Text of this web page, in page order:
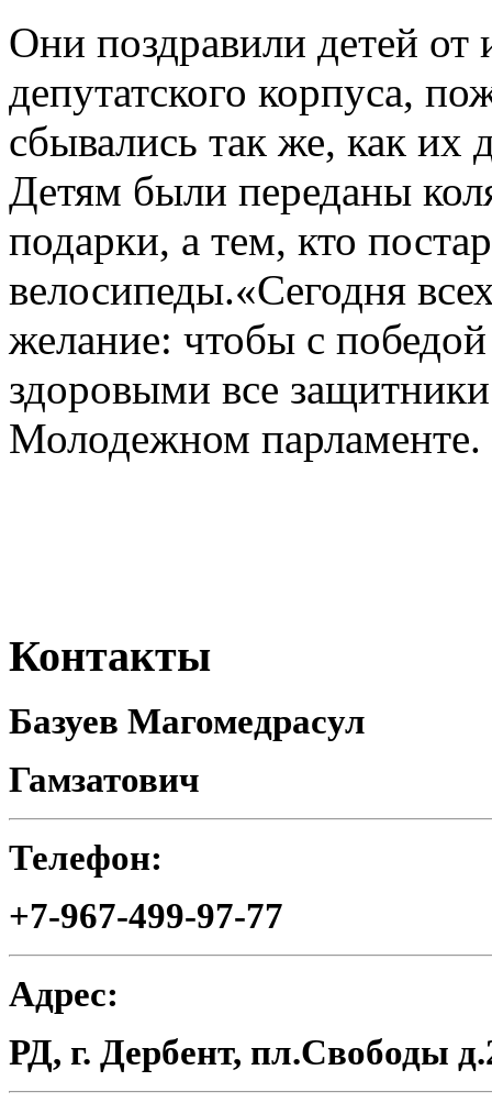
Они поздравили детей от
депутатского корпуса,
сбывались так же, как их
Детям были переданы
подарки, а тем, кто
велосипеды.«Сегодня
желание: чтобы с
здоровыми все
Молодежном парламенте.
Контакты
Базуев Магомедрасул
Гамзатович
Телефон:
+7-967-499-97-77
Адрес:
РД, г. Дербент, пл.Свободы